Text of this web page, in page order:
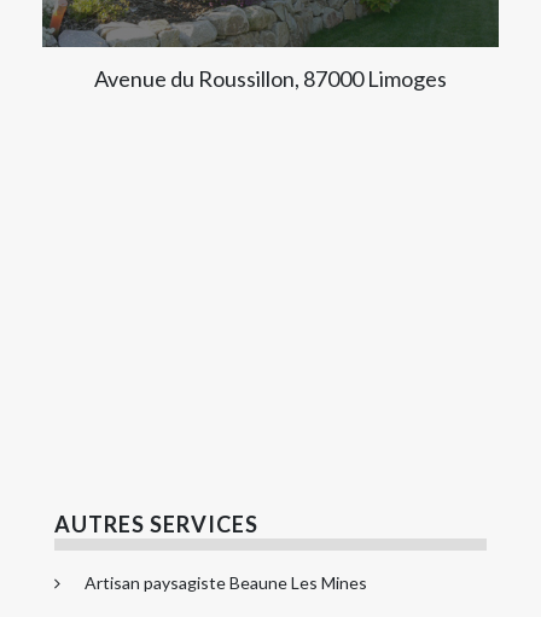
Avenue du Roussillon, 87000 Limoges
AUTRES SERVICES
Artisan paysagiste Beaune Les Mines